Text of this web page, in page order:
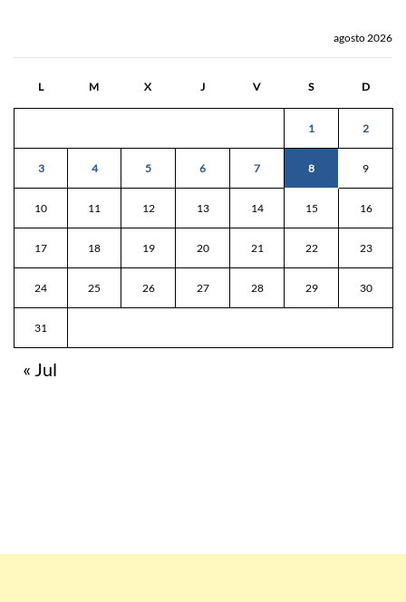
agosto 2026
L M X J V S D
1 2
3 4 5 6 7 8 9
10 11 12 13 14 15 16
17 18 19 20 21 22 23
24 25 26 27 28 29 30
31
« Jul